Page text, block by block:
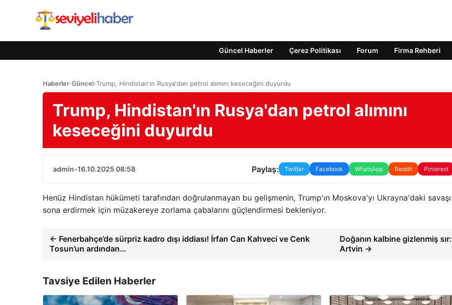
Güncel Haberler Çerez Politikası Forum Firma Rehberi
Haberler›Güncel›Trump, Hindistan'ın Rusya'dan petrol alımını keseceğini duyurdu
Trump, Hindistan'ın Rusya'dan petrol alımını
keseceğini duyurdu
admin•16.10.2025 08:58 Paylaş: Twitter Facebook WhatsApp Reddit Pinterest
Henüz Hindistan hükümeti tarafından doğrulanmayan bu gelişmenin, Trump'ın Moskova'yı Ukrayna'daki savaşı
sona erdirmek için müzakereye zorlama çabalarını güçlendirmesi bekleniyor.
← Fenerbahçe’de sürpriz kadro dışı iddiası! İrfan Can Kahveci ve Cenk
Tosun’un ardından…
Doğanın kalbine gizlenmiş sır:
Artvin →
Tavsiye Edilen Haberler